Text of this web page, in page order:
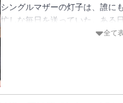
シングルマザーの灯子は、誰に
忙しな毎日を送っていた。ある
助けたのは、隣の部屋に住む男
全て